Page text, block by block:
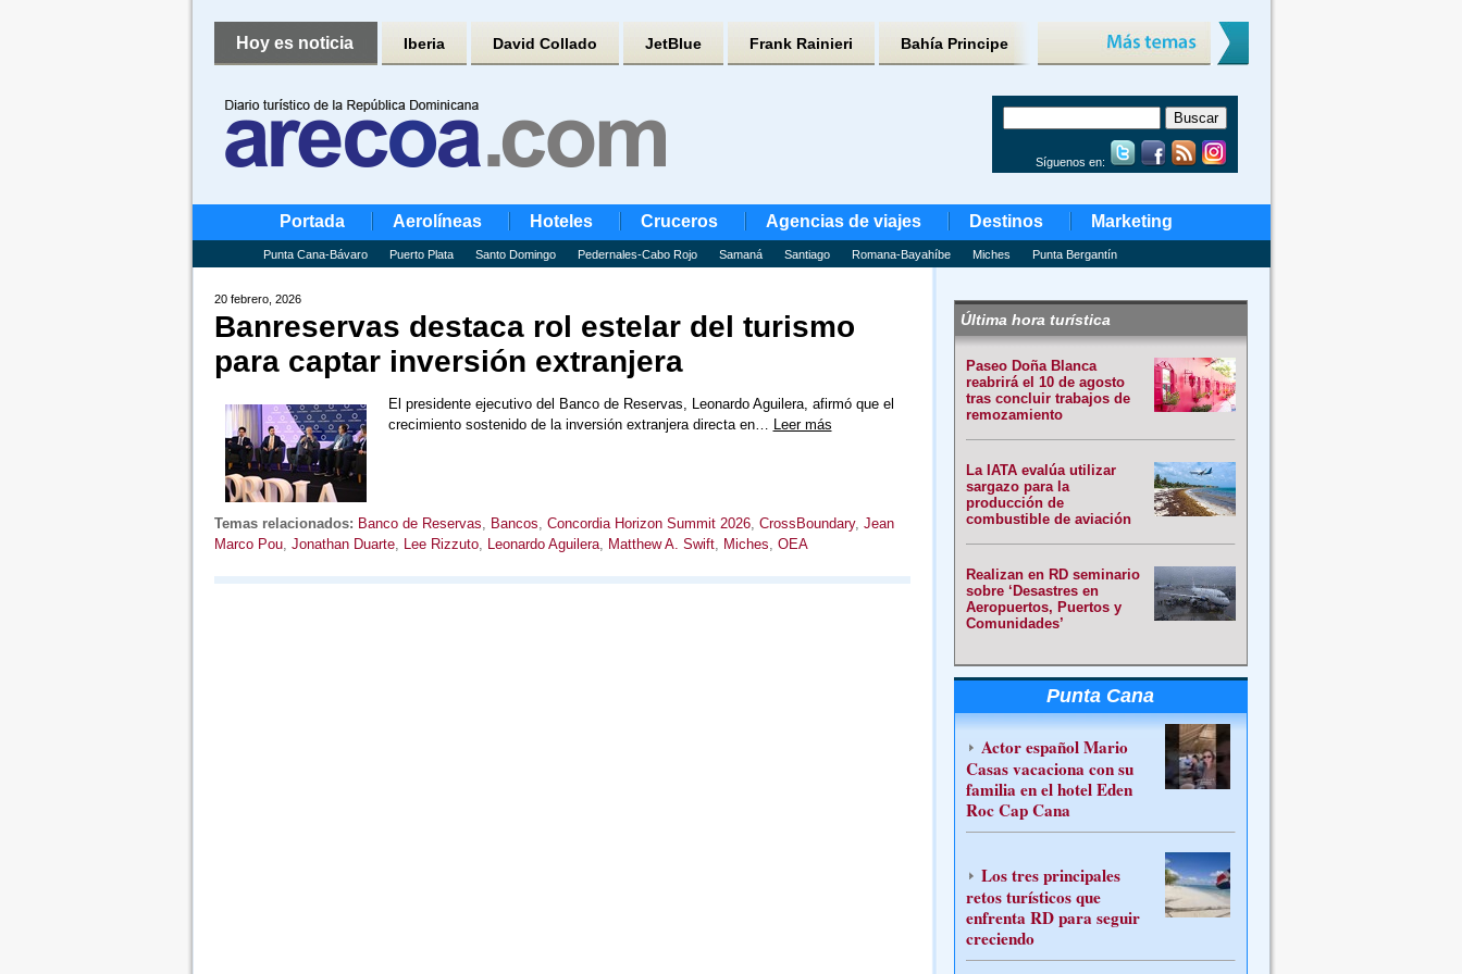
Hoy es noticia Iberia David Collado JetBlue Frank Rainieri Bahía Principe
Síguenos en:
Portada Aerolíneas Hoteles Cruceros Agencias de viajes Destinos Marketing
Punta Cana-Bávaro Puerto Plata Santo Domingo Pedernales-Cabo Rojo Samaná Santiago Romana-Bayahíbe Miches Punta Bergantín
20 febrero, 2026
Banreservas destaca rol estelar del turismo
para captar inversión extranjera
El presidente ejecutivo del Banco de Reservas, Leonardo Aguilera, afirmó que el
crecimiento sostenido de la inversión extranjera directa en… Leer más
Temas relacionados: Banco de Reservas, Bancos, Concordia Horizon Summit 2026, CrossBoundary, Jean
Marco Pou, Jonathan Duarte, Lee Rizzuto, Leonardo Aguilera, Matthew A. Swift, Miches, OEA
Última hora turística
Paseo Doña Blanca
reabrirá el 10 de agosto
tras concluir trabajos de
remozamiento
La IATA evalúa utilizar
sargazo para la
producción de
combustible de aviación
Realizan en RD seminario
sobre ‘Desastres en
Aeropuertos, Puertos y
Comunidades’
Punta Cana
Actor español Mario
Casas vacaciona con su
familia en el hotel Eden
Roc Cap Cana
Los tres principales
retos turísticos que
enfrenta RD para seguir
creciendo